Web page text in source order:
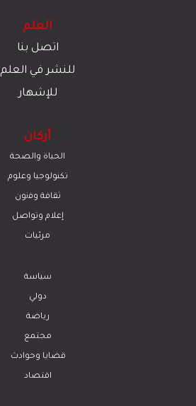
العلم
اتصل بنا
للنشر في العلم
للإشهار
أركان
الحياة والصحة
تكنولوجيا وعلوم
ﺛﻘﺎﻓﺔ وﻓﻧون
إعلام وتواصل
مرئيات
سياسة
دولي
رياضة
مجتمع
قضايا وحوادث
اقتصاد